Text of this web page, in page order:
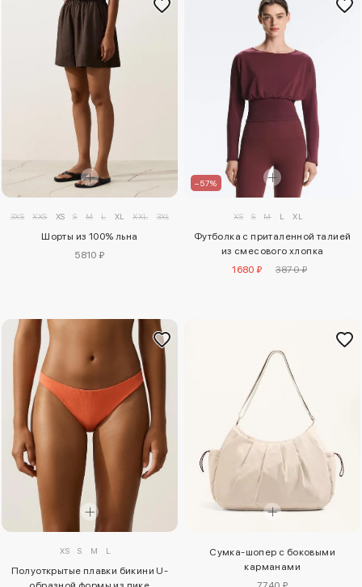
3XS XXS XS S M L XL XXL 3XL
Шорты из 100% льна
5810 ₽
–57%
XS S M L XL
Футболка с приталенной талией
из смесового хлопка
1680 ₽
3870 ₽
XS S M L
Полуоткрытые плавки бикини U-
Сумка-шопер с боковыми
карманами